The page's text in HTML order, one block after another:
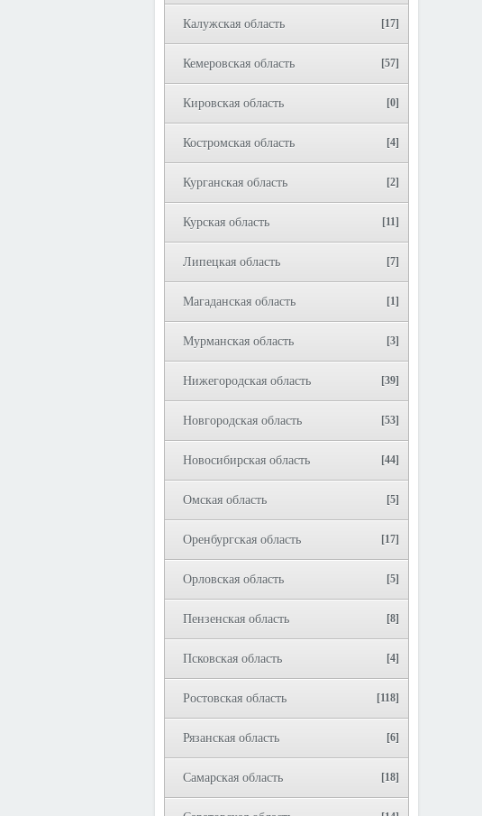
Калужская область [17]
Кемеровская область [57]
Кировская область [0]
Костромская область [4]
Курганская область [2]
Курская область [11]
Липецкая область [7]
Магаданская область [1]
Мурманская область [3]
Нижегородская область [39]
Новгородская область [53]
Новосибирская область [44]
Омская область [5]
Оренбургская область [17]
Орловская область [5]
Пензенская область [8]
Псковская область [4]
Ростовская область [118]
Рязанская область [6]
Самарская область [18]